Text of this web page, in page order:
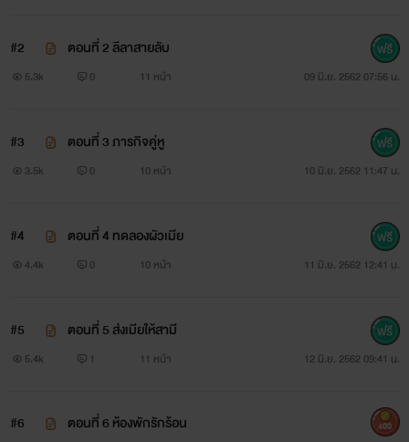
#2 ตอนที่ 2 ลีลาสายลับ
5.3k 0 11 หน้า 09 มิ.ย. 2562 07:56 น.
#3 ตอนที่ 3 ภารกิจคู่หู
3.5k 0 10 หน้า 10 มิ.ย. 2562 11:47 น.
#4 ตอนที่ 4 ทดลองผัวเมีย
4.4k 0 10 หน้า 11 มิ.ย. 2562 12:41 น.
#5 ตอนที่ 5 ส่งเมียให้สามี
5.4k 1 11 หน้า 12 มิ.ย. 2562 09:41 น.
#6 ตอนที่ 6 ห้องพักรักร้อน 400